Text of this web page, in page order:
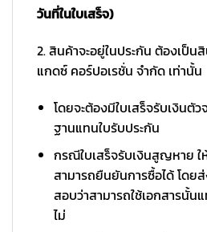
วันที่ในใบเสร็จ)
2. สินค้าจะอยู่ในประกัน ต้องเป็
แกดซ์ คอร์ปอเรชั่น จำกัด เท่านั้น
โดยจะต้องมีใบเสร็จรับเงินตั
ฐานแทนใบรับประกัน
กรณีใบเสร็จรับเงินสูญหาย ใ
สามารถยืนยันการซื้อได้ โดย
สอบว่าสามารถใช้เอกสารนั้น
ไม่